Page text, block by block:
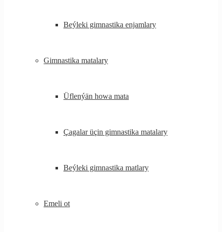
Beýleki gimnastika enjamlary
Gimnastika matalary
Üflenýän howa mata
Çagalar üçin gimnastika matalary
Beýleki gimnastika matlary
Emeli ot